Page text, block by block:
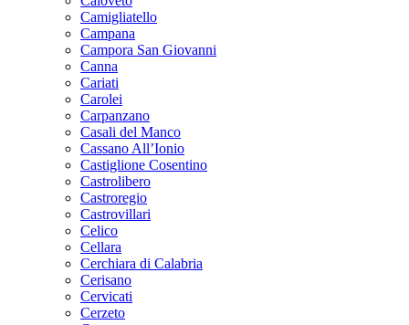
Camigliatello
Campana
Campora San Giovanni
Canna
Cariati
Carolei
Carpanzano
Casali del Manco
Cassano All’Ionio
Castiglione Cosentino
Castrolibero
Castroregio
Castrovillari
Celico
Cellara
Cerchiara di Calabria
Cerisano
Cervicati
Cerzeto